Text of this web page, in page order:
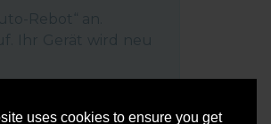
uses cookies to ensure you get